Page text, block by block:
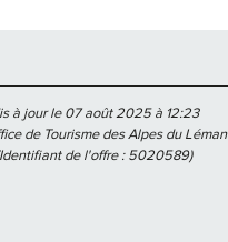
à jour le 07 août 2025 à 12:23
de Tourisme des Alpes du Léman
de l'offre :5020589)